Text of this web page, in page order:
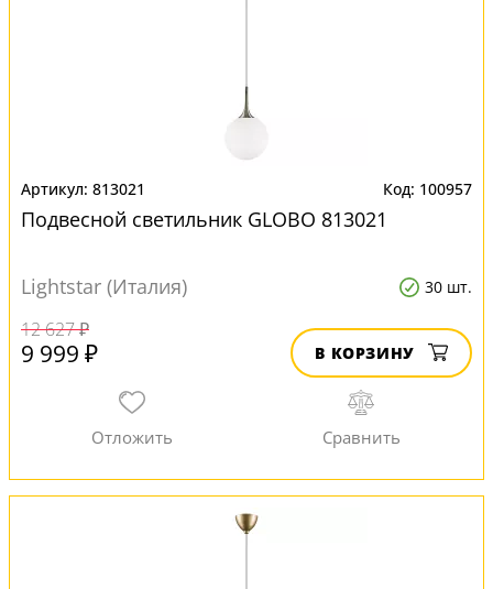
813021 100957
Подвесной светильник GLOBO 813021
Lightstar (Италия) 30 шт.
12 627 ₽
9 999 ₽ В КОРЗИНУ